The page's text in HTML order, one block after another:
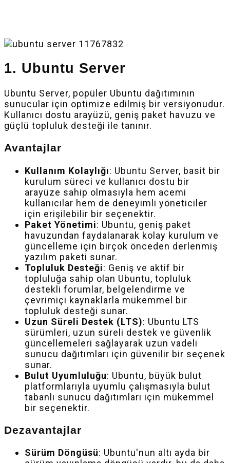
1. Ubuntu Server
Ubuntu Server, popüler Ubuntu dağıtımının
sunucular için optimize edilmiş bir versiyonudur.
Kullanıcı dostu arayüzü, geniş paket havuzu ve
güçlü topluluk desteği ile tanınır.
Avantajlar
Kullanım Kolaylığı: Ubuntu Server, basit bir
kurulum süreci ve kullanıcı dostu bir
arayüze sahip olmasıyla hem acemi
kullanıcılar hem de deneyimli yöneticiler
için erişilebilir bir seçenektir.
Paket Yönetimi: Ubuntu, geniş paket
havuzundan faydalanarak kolay kurulum ve
güncelleme için birçok önceden derlenmiş
yazılım paketi sunar.
Topluluk Desteği: Geniş ve aktif bir
topluluğa sahip olan Ubuntu, topluluk
destekli forumlar, belgelendirme ve
çevrimiçi kaynaklarla mükemmel bir
topluluk desteği sunar.
Uzun Süreli Destek (LTS): Ubuntu LTS
sürümleri, uzun süreli destek ve güvenlik
güncellemeleri sağlayarak uzun vadeli
sunucu dağıtımları için güvenilir bir seçenek
sunar.
Bulut Uyumluluğu: Ubuntu, büyük bulut
platformlarıyla uyumlu çalışmasıyla bulut
tabanlı sunucu dağıtımları için mükemmel
bir seçenektir.
Dezavantajlar
Sürüm Döngüsü: Ubuntu'nun altı ayda bir